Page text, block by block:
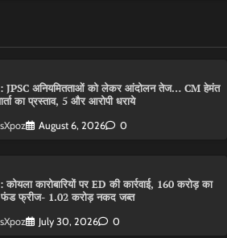
JPSC अनियमितताओं को लेकर आंदोलन तेज… CM हेमंत
का प्रस्ताव, 5 और आरोपी धराये
August 6, 2026 0
कारोबारियों पर ED की कार्रवाई, 160 करोड़ का
फ्रीज- 1.02 करोड़ नकद जब्त
July 30, 2026 0